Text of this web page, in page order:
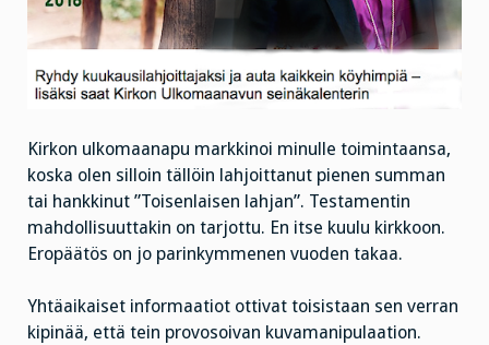
Kirkon ulkomaanapu markkinoi minulle toimintaansa,
koska olen silloin tällöin lahjoittanut pienen summan
tai hankkinut ”Toisenlaisen lahjan”. Testamentin
mahdollisuuttakin on tarjottu. En itse kuulu kirkkoon.
Eropäätös on jo parinkymmenen vuoden takaa.
Yhtäaikaiset informaatiot ottivat toisistaan sen verran
kipinää, että tein provosoivan kuvamanipulaation.